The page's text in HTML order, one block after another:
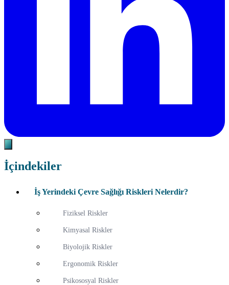
İçindekiler
İş Yerindeki Çevre Sağlığı Riskleri Nelerdir?
Fiziksel Riskler
Kimyasal Riskler
Biyolojik Riskler
Ergonomik Riskler
Psikososyal Riskler